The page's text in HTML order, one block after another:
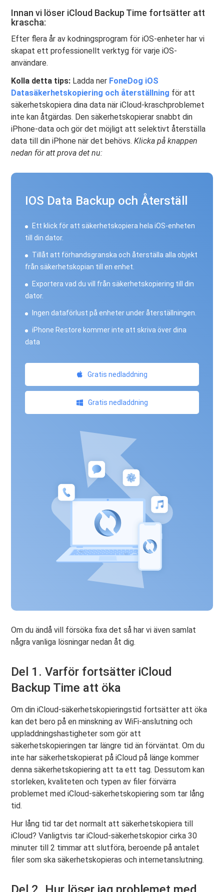
Innan vi löser iCloud Backup Time fortsätter att
krascha:
Efter flera år av kodningsprogram för iOS-enheter har vi
skapat ett professionellt verktyg för varje iOS-
användare.
Kolla detta tips: Ladda ner FoneDog iOS
Datasäkerhetskopiering och återställning för att
säkerhetskopiera dina data när iCloud-kraschproblemet
inte kan åtgärdas. Den säkerhetskopierar snabbt din
iPhone-data och gör det möjligt att selektivt återställa
data till din iPhone när det behövs.Klicka på knappen
nedan för att prova det nu:
IOS Data Backup och Återställ
Ett klick för att säkerhetskopiera hela iOS-enheten
till din dator.
Tillåt att förhandsgranska och återställa alla objekt
från säkerhetskopian till en enhet.
Exportera vad du vill från säkerhetskopiering till din
dator.
Ingen dataförlust på enheter under återställningen.
iPhone Restore kommer inte att skriva över dina
data
Gratis nedladdning
Gratis nedladdning
Om du ändå vill försöka fixa det så har vi även samlat
några vanliga lösningar nedan åt dig.
Del 1. Varför fortsätter iCloud
Backup Time att öka
Om din iCloud-säkerhetskopieringstid fortsätter att öka
kan det bero på en minskning av WiFi-anslutning och
uppladdningshastigheter som gör att
säkerhetskopieringen tar längre tid än förväntat. Om du
inte har säkerhetskopierat på iCloud på länge kommer
denna säkerhetskopiering att ta ett tag. Dessutom kan
storleken, kvaliteten och typen av filer förvärra
problemet med iCloud-säkerhetskopiering som tar lång
tid.
Hur lång tid tar det normalt att säkerhetskopiera till
iCloud? Vanligtvis tar iCloud-säkerhetskopior cirka 30
minuter till 2 timmar att slutföra, beroende på antalet
filer som ska säkerhetskopieras och internetanslutning.